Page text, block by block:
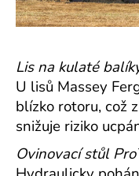
Lis na kulaté
U lisů Massey
blízko rotoru, což
snižuje riziko
Ovinovací stůl